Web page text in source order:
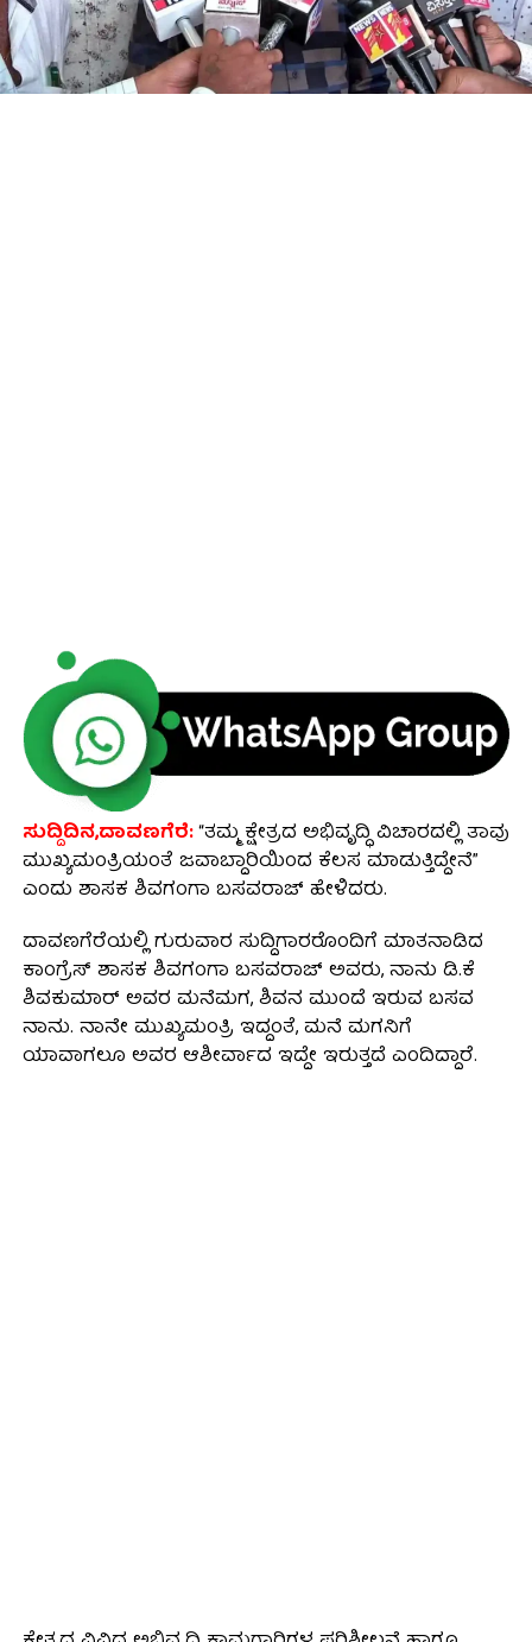
ಸುದ್ದಿದಿನ,ದಾವಣಗೆರೆ:“ತಮ್ಮ ಕ್ಷೇತ್ರದ ಅಭಿವೃದ್ಧಿ ವಿಚಾರದಲ್ಲಿ ತಾವು
ಮುಖ್ಯಮಂತ್ರಿಯಂತೆ ಜವಾಬ್ದಾರಿಯಿಂದ ಕೆಲಸ ಮಾಡುತ್ತಿದ್ದೇನೆ”
ಎಂದು ಶಾಸಕ ಶಿವಗಂಗಾ ಬಸವರಾಜ್ ಹೇಳಿದರು.
ದಾವಣಗೆರೆಯಲ್ಲಿ ಗುರುವಾರ ಸುದ್ದಿಗಾರರೊಂದಿಗೆ ಮಾತನಾಡಿದ
ಕಾಂಗ್ರೆಸ್ ಶಾಸಕ ಶಿವಗಂಗಾ ಬಸವರಾಜ್ ಅವರು, ನಾನು ಡಿ.ಕೆ
ಶಿವಕುಮಾರ್‌ ಅವರ ಮನೆಮಗ, ಶಿವನ ಮುಂದೆ ಇರುವ ಬಸವ
ನಾನು. ನಾನೇ ಮುಖ್ಯಮಂತ್ರಿ ಇದ್ದಂತೆ, ಮನೆ ಮಗನಿಗೆ
ಯಾವಾಗಲೂ ಅವರ ಆಶೀರ್ವಾದ ಇದ್ದೇ ಇರುತ್ತದೆ ಎಂದಿದ್ದಾರೆ.